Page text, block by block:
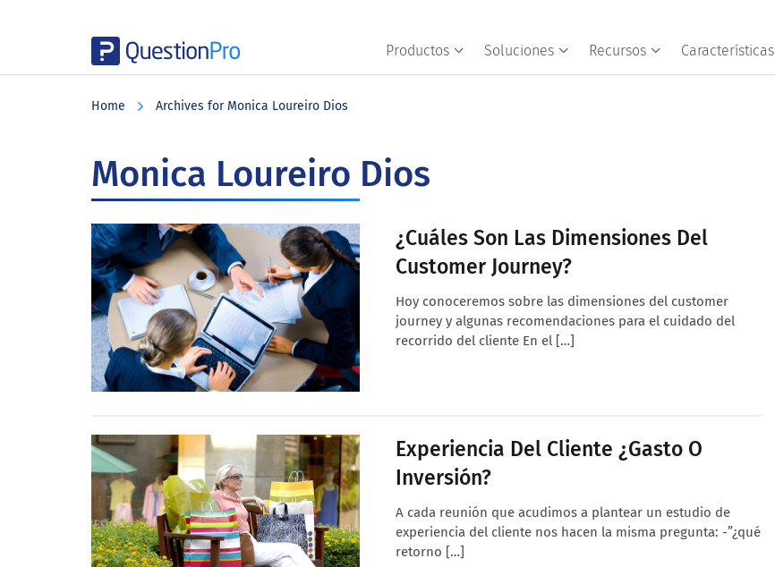
Productos Soluciones Recursos Características
Home Archives for Monica Loureiro Dios
Monica Loureiro Dios
¿Cuáles Son Las Dimensiones Del
Customer Journey?
Hoy conoceremos sobre las dimensiones del customer
journey y algunas recomendaciones para el cuidado del
recorrido del cliente En el […]
Experiencia Del Cliente ¿gasto O
Inversión?
A cada reunión que acudimos a plantear un estudio de
experiencia del cliente nos hacen la misma pregunta: -”¿qué
retorno […]